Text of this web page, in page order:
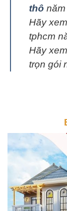
thô
Hãy
tphcm
Hãy
trọn gói